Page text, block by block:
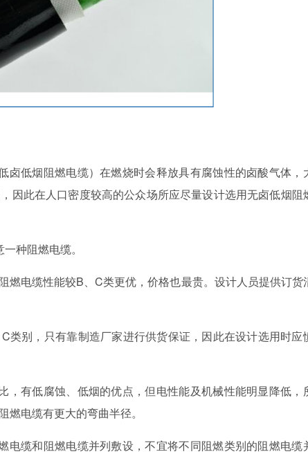
低烟阻燃电缆）在燃烧时会释放具有腐蚀性的卤酸气体，
因此在人口密度较高的公众场所应尽量设计选用无卤低烟阻
种阻燃电缆。
电缆性能较B、C类更优，价格也最贵。设计人员提供订货
别，只有靠制造厂家进行供货保证，因此在设计选用时应
有低腐蚀、低烟的优点，但电性能及机械性能明显降低，
电缆有更大的弯曲半径。
缆和阻燃电缆并列敷设，不宜将不同阻燃类别的阻燃电缆